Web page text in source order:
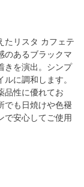
たリスタ カフェテ
のあるブラックマ
きを演出。シンプ
に調和します。
品性に優れてお
でも日焼けや色褪
で安心してご使用